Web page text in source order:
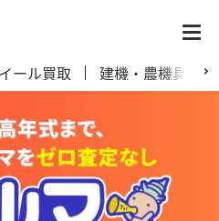
ール買取 建機・農機具買取